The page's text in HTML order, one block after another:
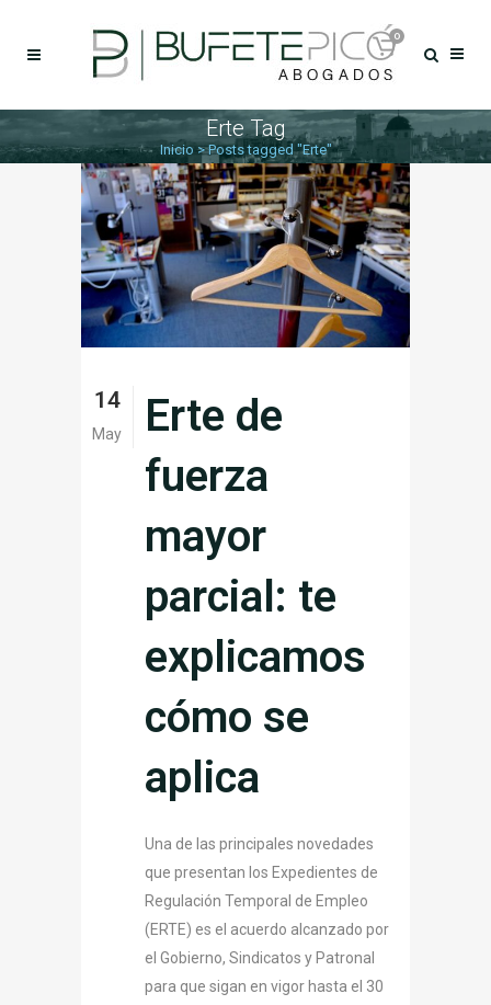
0
Erte Tag
Inicio >Posts tagged "Erte"
14
May
Erte de
fuerza
mayor
parcial: te
explicamos
cómo se
aplica
Una de las principales novedades
que presentan los Expedientes de
Regulación Temporal de Empleo
(ERTE) es el acuerdo alcanzado por
el Gobierno, Sindicatos y Patronal
para que sigan en vigor hasta el 30